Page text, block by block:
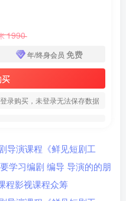
1990
年/终身会员 免费
录购买，未登录无法保存数据